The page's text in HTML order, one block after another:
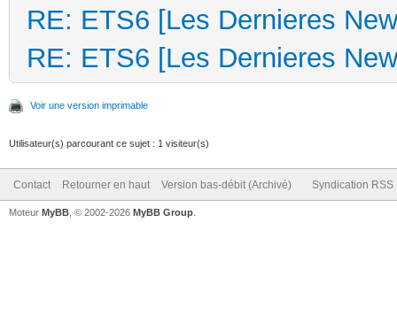
RE: ETS6 [Les Dernieres
RE: ETS6 [Les Dernieres
Voir une version imprimable
Utilisateur(s) parcourant ce sujet : 1 visiteur(s)
Contact Retourner en haut Version bas-débit (Archivé) Syndication RSS
Moteur MyBB , © 2002-2026 MyBB Group